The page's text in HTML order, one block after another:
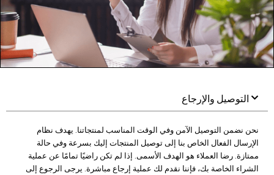
التوصيل والإرجاع
نحن نضمن التوصيل الآمن وفي الوقت المناسب لمنتجاتنا. يهدف نظام
الإرسال الفعال الخاص بنا إلى توصيل المنتجات إليك بسرعة وفي حالة
ممتازة. رضا العملاء هو الهدف الأسمى. إذا لم تكن راضيًا تمامًا عن عملية
الشراء الخاصة بك، فإننا نقدم لك عملية إرجاع مباشرة. يرجى الرجوع إلى